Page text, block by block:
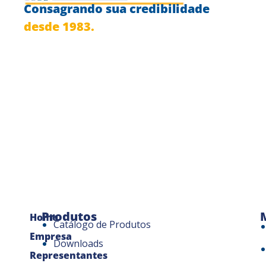
Consagrando sua credibilidade
desde 1983.
Home
Empresa
Representantes
Produtos
Catálogo de Produtos
Downloads